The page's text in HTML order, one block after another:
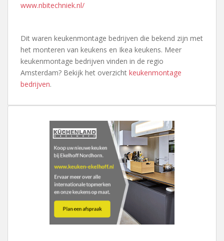
www.nbitechniek.nl/
Dit waren keukenmontage bedrijven die bekend zijn met
het monteren van keukens en Ikea keukens. Meer
keukenmontage bedrijven vinden in de regio
Amsterdam? Bekijk het overzicht keukenmontage
bedrijven.